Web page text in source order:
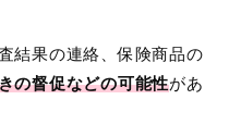
結果の連絡、保険商品の
の督促などの可能性があ